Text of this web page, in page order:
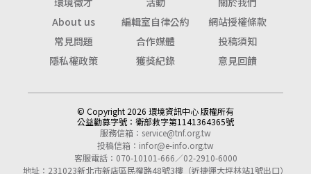
About us
編輯室自律公約
網站授權條款
常見問題
合作媒體
投稿須知
隱私權政策
獲獎紀錄 意見回饋
© Copyright 2026 環境資訊中心 版權所有
公益勸募字號： 衛部救字第1141364365號
服務信箱： service@tnf.org.tw
投稿信箱： infor@e-info.org.tw
客服電話：070-10101-666／02-2910-6000
地址：231023新北市新店區民權路48號3樓（近捷運大坪林站1號出口）